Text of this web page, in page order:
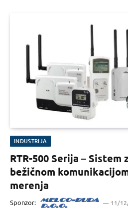
INDUSTRIJA
RTR-500 Serija – Sistem
bežičnom
merenja
Sponzor: 11/